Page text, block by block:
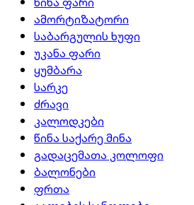
ამორტიზატორი
საბარგულის ხუფი
უკანა ფარი
ყუმბარა
სარკე
ძრავი
კალოდკები
წინა საქარე მინა
გადაცემათა კოლოფი
ბალონები
ფრთა